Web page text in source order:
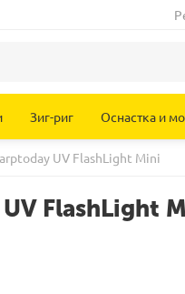
Зиг-риг Оснастка и
UV FlashLight Mini
FlashLight